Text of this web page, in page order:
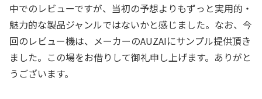
中でのレビューですが、当初の予想よりもずっと実用的・
魅力的な製品ジャンルではないかと感じました。なお、今
回のレビュー機は、メーカーのAUZAIにサンプル提供頂き
ました。この場をお借りして御礼申し上げます。ありがと
うございます。